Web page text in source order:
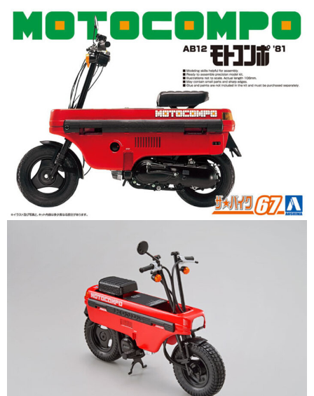
1.分期款項不併入電信帳單，「大哥付你分期」於每月結算日後寄送繳費提
醒簡訊。
2.透過簡訊連結打開帳單後，可選擇「超商條碼／台灣大直營門市／銀行轉
帳／街口支付／iPASS MONEY」等通路繳費。
1.本服務係由「台灣大哥大股份有限公司」（以下簡稱本公司）所提供，讓
用戶於交易時，得透過本服務購買商品或服務，並由商店將買賣／分期付款
買賣價金債權讓與本公司後，依約使用本公司帳單繳交帳款。
2.基於同意付款使用「大哥付你分期」之契約關係目的，商店將以您的個人
資料（包含姓名、電話或地址）提供予台灣大哥大進項蒐集、處理及利用，
由本公司與您本人進行分期帳單所需資料之確認、核對及更正。
3.完整用戶服務條款，請詳閱以下連結：https://oppay.tw/userRule
每筆NT$90，滿NT$3,000(含以上)免運費
現貨-7-11取貨付款
每筆NT$90，滿NT$3,000(含以上)免運費
現貨-付款後7-11取貨
每筆NT$90，滿NT$3,000(含以上)免運費
現貨-宅配
每筆NT$120，滿NT$3,000(含以上)免運費
現貨-宅配(離島)
每筆NT$160，滿NT$3,000(含以上)免運費